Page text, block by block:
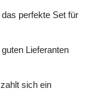
perfekte Set für
Lieferanten
sich ein